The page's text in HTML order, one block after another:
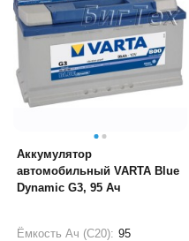
Аккумулятор
автомобильный VARTA Blue
Dynamic G3, 95 Ач
Ёмкость Ач (С20): 95